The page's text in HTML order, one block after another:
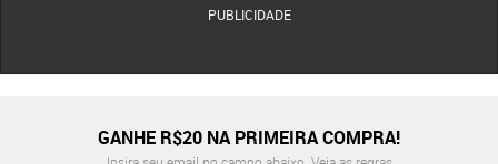
: Apresentam reforços estruturais em áreas de maior atrito, como joelhos e
após ciclos intensos de lavagem.
Categorias e Suporte à Decisão
PUBLICIDADE
GANHE R$20 NA PRIMEIRA COMPRA!